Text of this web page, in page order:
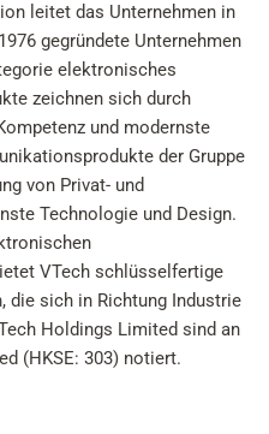
leitet das Unternehmen in
gegründete Unternehmen
elektronisches
zeichnen sich durch
und modernste
der Gruppe
von Privat- und
Technologie und Design.
VTech schlüsselfertige
die sich in Richtung Industrie
Holdings Limited sind an
(HKSE: 303) notiert.